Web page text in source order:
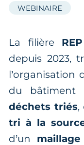
WEBINAIRE
La filière
depuis 2023,
l’organisation
du bâtiment
déchets triés,
tri à la
d’un